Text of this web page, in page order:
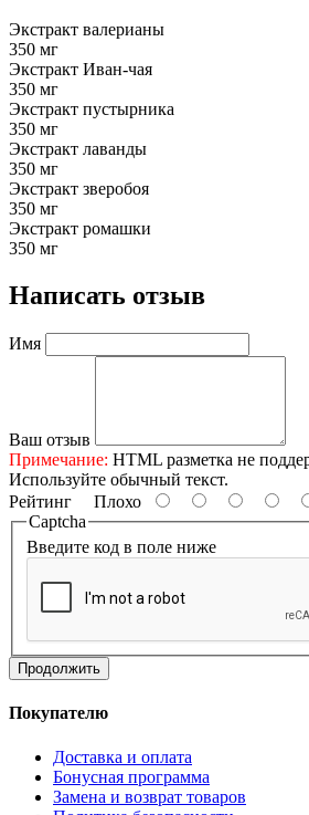
Экстракт валерианы
350 мг
Экстракт Иван-чая
350 мг
Экстракт пустырника
350 мг
Экстракт лаванды
350 мг
Экстракт зверобоя
350 мг
Экстракт ромашки
350 мг
Написать отзыв
Имя
Ваш отзыв
Примечание: HTML разметка не
Используйте обычный текст.
Рейтинг Плохо
Captcha
Введите код в поле ниже
Продолжить
Покупателю
Доставка и оплата
Бонусная программа
Замена и возврат товаров